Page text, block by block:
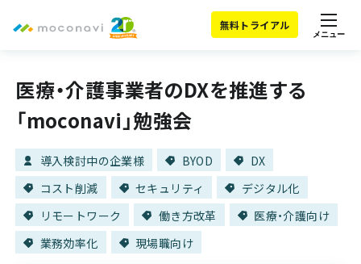
無料トライアル
メニュー
医療・介護事業者のDXを推進する
「moconavi」勉強会
導入検討中の企業様 BYOD
DX
コスト削減
セキュリティ
デジタル化
リモートワーク
働き方改革
医療・介護向け
業務効率化
現場職向け